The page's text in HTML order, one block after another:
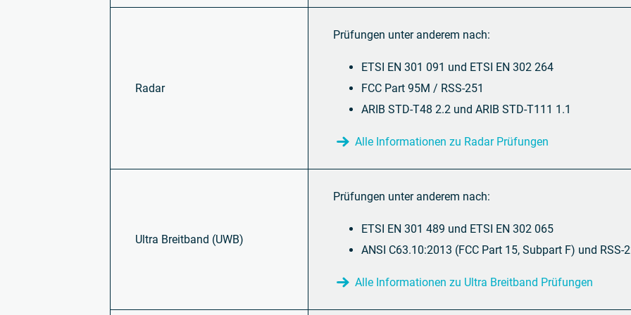
Radar
Prüfungen unter anderem nach:
ETSI EN 301 091 und ETSI EN 302 264
FCC Part 95M / RSS-251
ARIB STD-T48 2.2 und ARIB STD-T111 1.1
Alle Informationen zu Radar Prüfungen
Ultra Breitband (UWB)
Prüfungen unter anderem nach:
ETSI EN 301 489 und ETSI EN 302 065
ANSI C63.10:2013 (FCC Part 15, Subpart F) und RSS-
Alle Informationen zu Ultra Breitband Prüfungen